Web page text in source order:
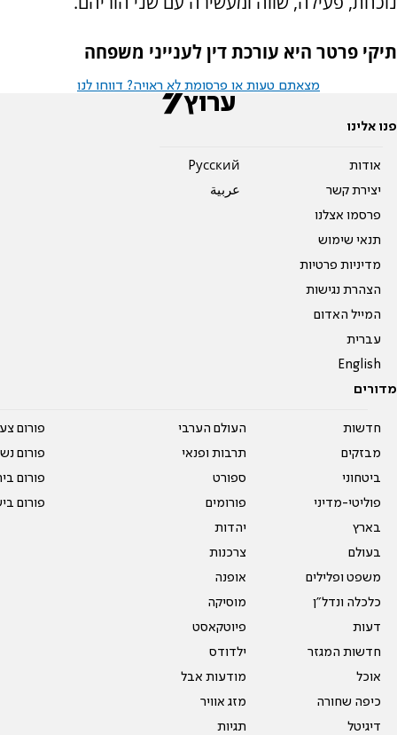
תיקי פרטר היא עורכת דין לענייני משפחה
מצאתם טעות או פרסומת לא ראויה? דווחו לנו
פנו אלינו
אודות
יצירת קשר
פרסמו אצלנו
תנאי שימוש
מדיניות פרטיות
הצהרת נגישות
המייל האדום
עברית
English
Pусский
عربية
מדורים
חדשות
מבזקים
ביטחוני
פוליטי-מדיני
בארץ
בעולם
משפט ופלילים
כלכלה ונדל"ן
דעות
חדשות המגזר
אוכל
כיפה שחורה
דיגיטל
העולם הערבי
תרבות ופנאי
ספורט
פורומים
יהדות
צרכנות
אופנה
מוסיקה
פיוטקאסט
ילדודס
מודעות אבל
מזג אוויר
תגיות
פורום
פורום
פורום
פורום